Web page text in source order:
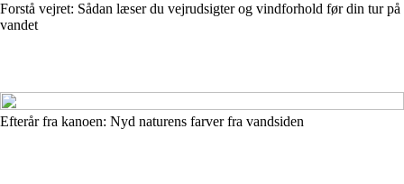
Forstå vejret: Sådan læser du vejrudsigter og vindforhold før din tur på
vandet
Efterår fra kanoen: Nyd naturens farver fra vandsiden